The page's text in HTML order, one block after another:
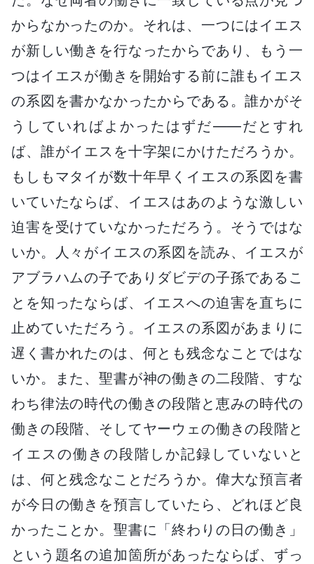
からなかったのか。それは、一つにはイエス
が新しい働きを行なったからであり、もう一
つはイエスが働きを開始する前に誰もイエス
の系図を書かなかったからである。誰かがそ
うしていればよかったはずだ――だとすれ
ば、誰がイエスを十字架にかけただろうか。
もしもマタイが数十年早くイエスの系図を書
いていたならば、イエスはあのような激しい
迫害を受けていなかっただろう。そうではな
いか。人々がイエスの系図を読み、イエスが
アブラハムの子でありダビデの子孫であるこ
とを知ったならば、イエスへの迫害を直ちに
止めていただろう。イエスの系図があまりに
遅く書かれたのは、何とも残念なことではな
いか。また、聖書が神の働きの二段階、すな
わち律法の時代の働きの段階と恵みの時代の
働きの段階、そしてヤーウェの働きの段階と
イエスの働きの段階しか記録していないと
は、何と残念なことだろうか。偉大な預言者
が今日の働きを預言していたら、どれほど良
かったことか。聖書に「終わりの日の働き」
という題名の追加箇所があったならば、ずっ